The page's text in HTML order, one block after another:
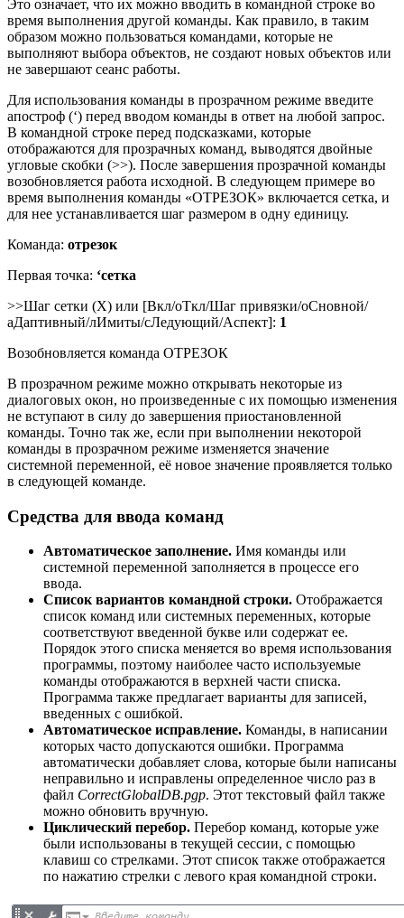
Это означает, что их можно вводить в командной строке во
время выполнения другой команды. Как правило, в таким
образом можно пользоваться командами, которые не
выполняют выбора объектов, не создают новых объектов или
не завершают сеанс работы.
Для использования команды в прозрачном режиме введите
апостроф (‘) перед вводом команды в ответ на любой запрос.
В командной строке перед подсказками, которые
отображаются для прозрачных команд, выводятся двойные
угловые скобки (>>). После завершения прозрачной команды
возобновляется работа исходной. В следующем примере во
время выполнения команды «ОТРЕЗОК» включается сетка, и
для нее устанавливается шаг размером в одну единицу.
Команда: отрезок
Первая точка: ‘сетка
>>Шаг сетки (X) или [Вкл/оТкл/Шаг привязки/оСновной/
аДаптивный/лИмиты/сЛедующий/Аспект]: 1
Возобновляется команда ОТРЕЗОК
В прозрачном режиме можно открывать некоторые из
диалоговых окон, но произведенные с их помощью изменения
не вступают в силу до завершения приостановленной
команды. Точно так же, если при выполнении некоторой
команды в прозрачном режиме изменяется значение
системной переменной, её новое значение проявляется только
в следующей команде.
Средства для ввода команд
Автоматическое заполнение. Имя команды или
системной переменной заполняется в процессе его
ввода.
Список вариантов командной строки. Отображается
список команд или системных переменных, которые
соответствуют введенной букве или содержат ее.
Порядок этого списка меняется во время использования
программы, поэтому наиболее часто используемые
команды отображаются в верхней части списка.
Программа также предлагает варианты для записей,
введенных с ошибкой.
Автоматическое исправление. Команды, в написании
которых часто допускаются ошибки. Программа
автоматически добавляет слова, которые были написаны
неправильно и исправлены определенное число раз в
файл CorrectGlobalDB.pgp. Этот текстовый файл также
можно обновить вручную.
Циклический перебор. Перебор команд, которые уже
были использованы в текущей сессии, с помощью
клавиш со стрелками. Этот список также отображается
по нажатию стрелки с левого края командной строки.